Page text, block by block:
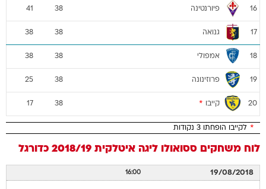
16 פיורנטינה 38
41
17 גנואה 38
38
18 אמפולי 38
38
19 פרוזינונה 38
25
20 קייבו *
38
17
* לקייבו הופחתו 3 נקודות
לוח משחקים ססואולו ליגה איטלקית 2018/19 כדורגל
19/08/2018
16:00